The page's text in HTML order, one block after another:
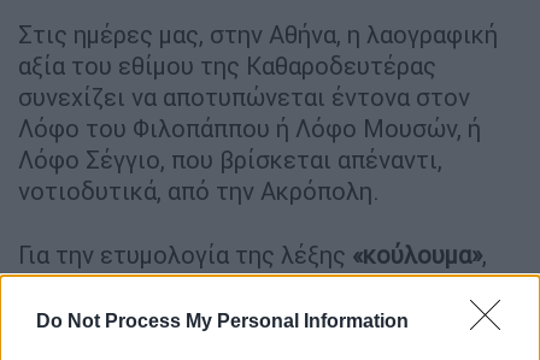
Do Not Process My Personal Information
Στις ημέρες μας, στην Αθήνα, η λαογραφική
αξία του εθίμου της Καθαροδευτέρας
συνεχίζει να αποτυπώνεται έντονα στον
Λόφο του Φιλοπάππου ή Λόφο Μουσών, ή
Λόφο Σέγγιο, που βρίσκεται απέναντι,
νοτιοδυτικά, από την Ακρόπολη.
Για την ετυμολογία της λέξης «κούλουμα»,
υπάρχουν πολλές εκδοχές. Κατά τον
Νικόλαο Πολίτη, πατέρα της ελληνικής